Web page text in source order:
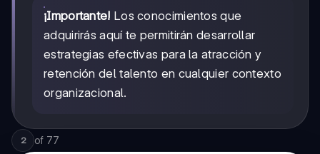
¡Importante! Los conocimientos que
adquirirás aquí te permitirán desarrollar
estrategias efectivas para la atracción y
retención del talento en cualquier contexto
organizacional.
2 of 77